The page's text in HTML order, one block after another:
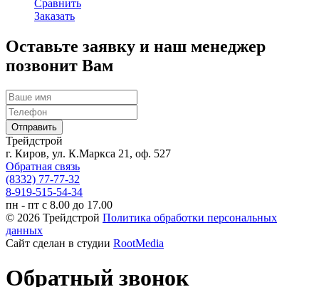
Сравнить
Заказать
Оставьте заявку и наш менеджер
позвонит Вам
Трейдстрой
г. Киров, ул. К.Маркса 21, оф. 527
Обратная связь
(8332) 77-77-32
8-919-515-54-34
пн - пт с 8.00 до 17.00
© 2026 Трейдстрой Политика обработки персональных
данных
Сайт сделан в студии RootMedia
Обратный звонок